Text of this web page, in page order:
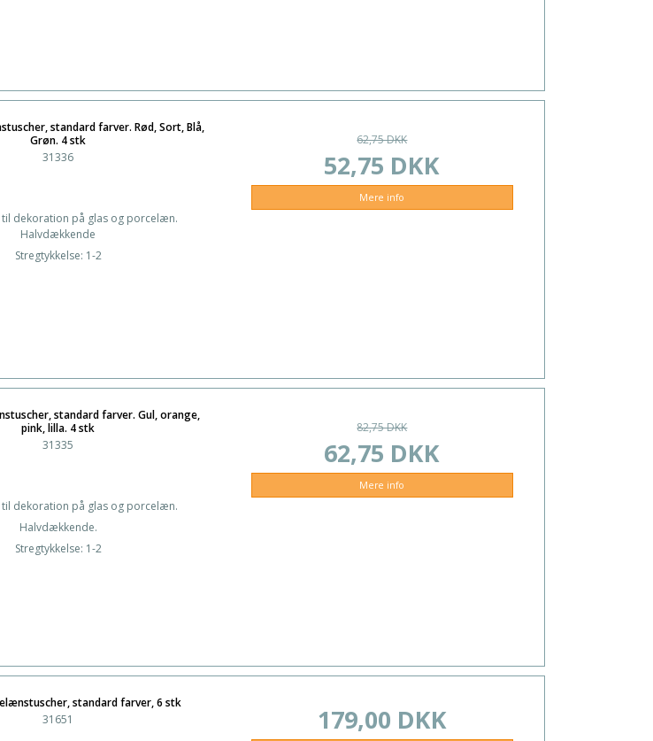
standard farver. Rød, Sort, Blå,
Grøn. 4 stk
31336
til dekoration på glas og porcelæn.
Halvdækkende
Stregtykkelse: 1-2
62,75 DKK
52,75 DKK
Mere info
standard farver. Gul, orange,
pink, lilla. 4 stk
31335
til dekoration på glas og porcelæn.
Halvdækkende.
Stregtykkelse: 1-2
82,75 DKK
62,75 DKK
Mere info
standard farver, 6 stk
31651
179,00 DKK